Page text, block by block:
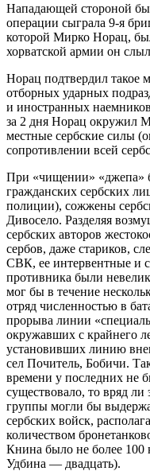
Нападающей стороной
операции сыграла 9-я
которой Мирко Норац,
хорватской армии он
Норац подтвердил такое
отборных ударных
и иностранных
за 2 дня Норац окружил
местные сербские силы
сопротивлении всей
При «чищении» «джепа»
гражданских сербских
полиции), сожжены
Дивосело. Разделяя
сербских авторов
сербов, даже стариков,
СВК, ее интервентные и
противника были
мог бы в течение
отряд численностью в
прорыва линии
окружавших с крайнего
установивших линию
сел Почитель, Бобичи.
времени у последних не
существовало, то вряд
группы могли бы
сербских войск,
количеством
Книна было не более 100
Удбина — двадцать).